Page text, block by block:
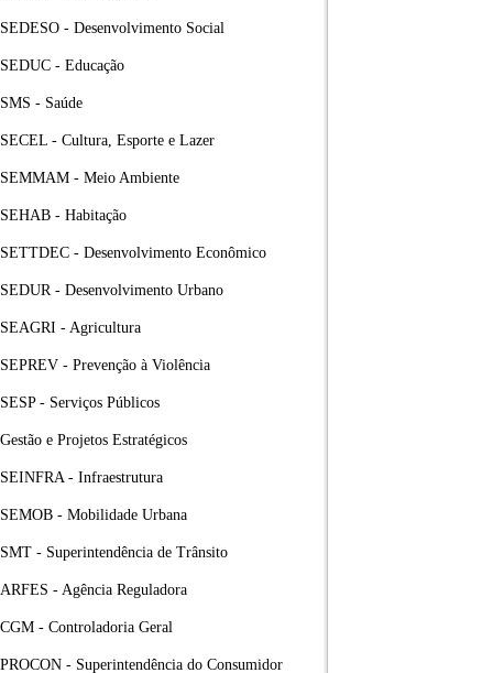
SEDESO - Desenvolvimento Social
SEDUC - Educação
SMS - Saúde
SECEL - Cultura, Esporte e Lazer
SEMMAM - Meio Ambiente
SEHAB - Habitação
SETTDEC - Desenvolvimento Econômico
SEDUR - Desenvolvimento Urbano
SEAGRI - Agricultura
SEPREV - Prevenção à Violência
SESP - Serviços Públicos
Gestão e Projetos Estratégicos
SEINFRA - Infraestrutura
SEMOB - Mobilidade Urbana
SMT - Superintendência de Trânsito
ARFES - Agência Reguladora
CGM - Controladoria Geral
PROCON - Superintendência do Consumidor